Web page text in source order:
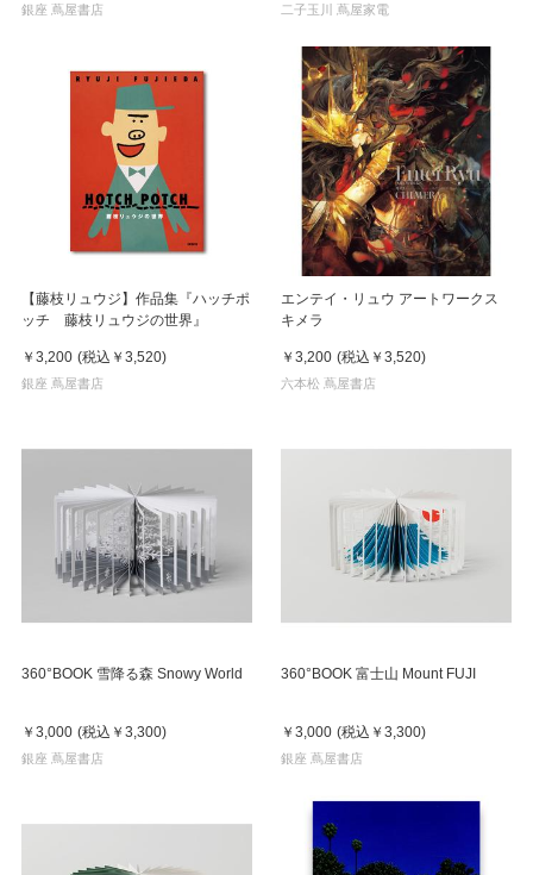
銀座 蔦屋書店 二子玉川 蔦屋家電
【藤枝リュウジ】作品集『ハッチポ
ッチ 藤枝リュウジの世界』
￥3,200 (税込 ￥3,520)
銀座 蔦屋書店
エンテイ・リュウ アートワークス
キメラ
￥3,200 (税込 ￥3,520)
六本松 蔦屋書店
360°BOOK 雪降る森 Snowy World
￥3,000 (税込 ￥3,300)
銀座 蔦屋書店
360°BOOK 富士山 Mount FUJI
￥3,000 (税込 ￥3,300)
銀座 蔦屋書店